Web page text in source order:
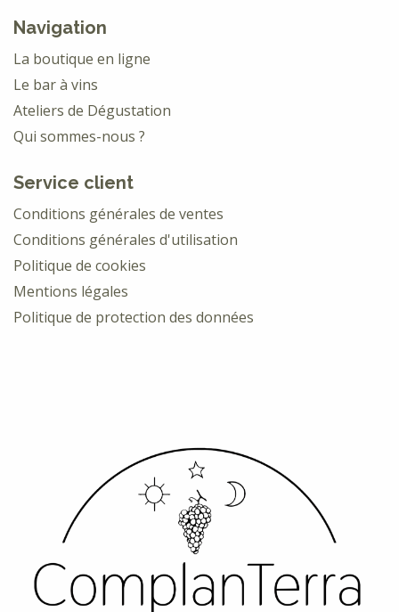
Navigation
La boutique en ligne
Le bar à vins
Ateliers de Dégustation
Qui sommes-nous ?
Service client
Conditions générales de ventes
Conditions générales d'utilisation
Politique de cookies
Mentions légales
Politique de protection des données